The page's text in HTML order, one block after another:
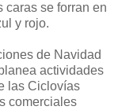
caras se forran en
y rojo.
de Navidad
actividades
las Ciclovías
comerciales